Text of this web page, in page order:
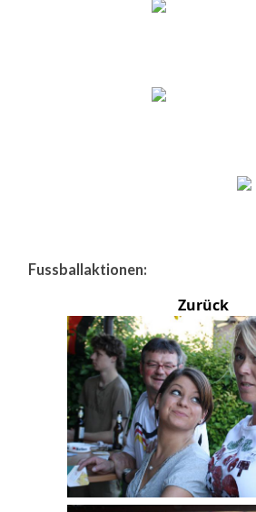
Fussballaktionen:
Zurück